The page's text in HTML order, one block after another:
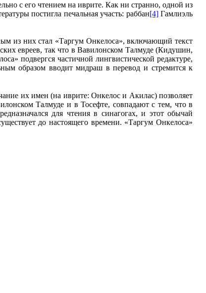
с его чтением на иврите. Как ни странно, одной из
постигла печальная участь: раббан[4]Гамлиэль
из них стал «Таргум Онкелоса», включающий текст
евреев, так что в Вавилонском Талмуде (Кидушин,
подвергся частичной лингвистической редактуре,
образом вводит мидраш в перевод и стремится к
их имен (на иврите: Онкелос и Акилас) позволяет
Талмуде и в Тосефте, совпадают с тем, что в
для чтения в синагогах, и этот обычай
до настоящего времени. «Таргум Онкелоса»